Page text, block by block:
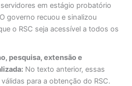
em estágio probatório
governo recuou e sinalizou
o RSC seja acessível a todos os
pesquisa, extensão e
No texto anterior, essas
para a obtenção do RSC.